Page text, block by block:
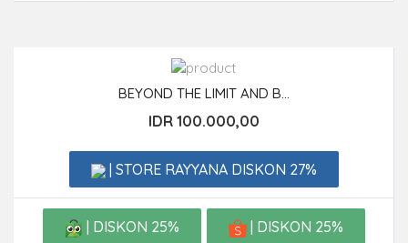
BEYOND THE LIMIT AND B...
IDR 100.000,00
| STORE RAYYANA DISKON 27%
| DISKON 25% | DISKON 25%